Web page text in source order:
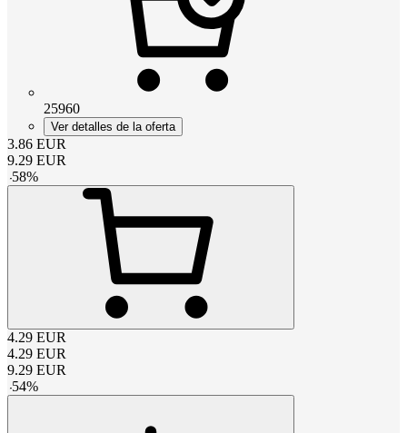
25960
Ver detalles de la oferta
3.86 EUR
9.29 EUR
-58%
4.29 EUR
4.29 EUR
9.29 EUR
-54%